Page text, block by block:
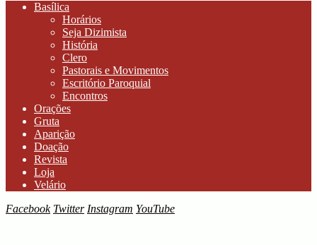
Basílica
Horários
Seja Dizimista
História
Clero
Pastorais e Movimentos
Escritório Paroquial
Encontros
Orações
Gruta
Aparição
Doação
Revista
Loja
Velário
Facebook Twitter Instagram YouTube